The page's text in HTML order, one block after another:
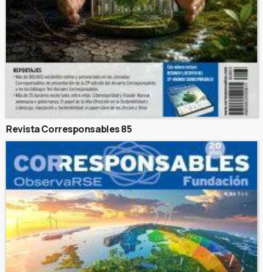
Revista Corresponsables 85